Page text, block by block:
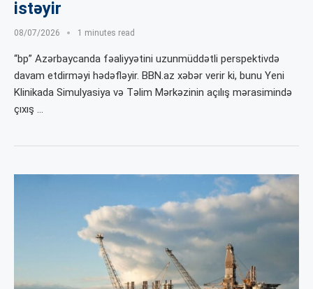
istəyir
08/07/2026 1 minutes read
“bp” Azərbaycanda fəaliyyətini uzunmüddətli perspektivdə
davam etdirməyi hədəfləyir. BBN.az xəbər verir ki, bunu Yeni
Klinikada Simulyasiya və Təlim Mərkəzinin açılış mərasimində
çıxış …